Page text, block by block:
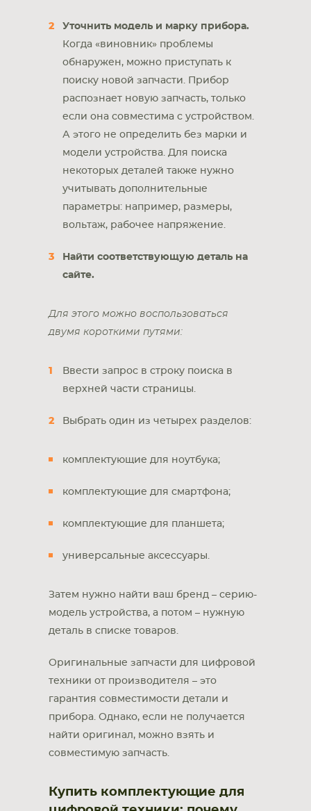
Уточнить модель и марку прибора.
Когда «виновник» проблемы
обнаружен, можно приступать к
поиску новой запчасти. Прибор
распознает новую запчасть, только
если она совместима с устройством.
А этого не определить без марки и
модели устройства. Для поиска
некоторых деталей также нужно
учитывать дополнительные
параметры: например, размеры,
вольтаж, рабочее напряжение.
Найти соответствующую деталь на
сайте.
Для этого можно воспользоваться
двумя короткими путями:
Ввести запрос в строку поиска в
верхней части страницы.
Выбрать один из четырех разделов:
комплектующие для ноутбука;
комплектующие для смартфона;
комплектующие для планшета;
универсальные аксессуары.
Затем нужно найти ваш бренд – серию-
модель устройства, а потом – нужную
деталь в списке товаров.
Оригинальные запчасти для цифровой
техники от производителя – это
гарантия совместимости детали и
прибора. Однако, если не получается
найти оригинал, можно взять и
совместимую запчасть.
Купить комплектующие для